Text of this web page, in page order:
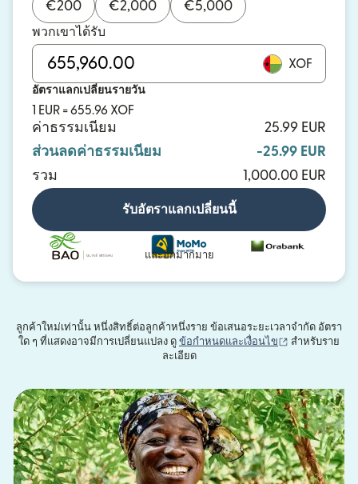
€200 €2,000 €5,000
พวกเขาได้รับ
XOF
อัตราแลกเปลี่ยนรายวัน
1 EUR = 655.96 XOF
ค่าธรรมเนียม
25.99 EUR
ส่วนลดค่าธรรมเนียม
-25.99 EUR
รวม
1,000.00 EUR
รับอัตราแลกเปลี่ยนนี้
และอีกมากมาย
ลูกค้าใหม่เท่านั้น หนึ่งสิทธิ์ต่อลูกค้าหนึ่งราย ข้อเสนอระยะเวลาจำกัด อัตรา
ใด ๆ ที่แสดงอาจมีการเปลี่ยนแปลง ดู ข้อกำหนดและเงื่อนไข (เปิดในหน้าต่า
สำหรับราย
ละเอียด